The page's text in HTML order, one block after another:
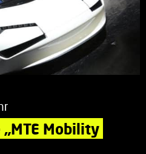
Mobility